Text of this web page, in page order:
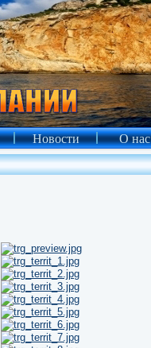
Новости
О нас